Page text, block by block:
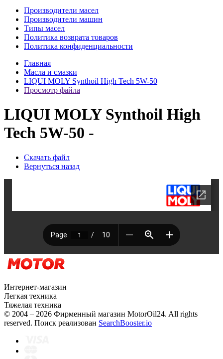
Производители масел
Производители машин
Типы масел
Политика возврата товаров
Политика конфиденциальности
Главная
Масла и смазки
LIQUI MOLY Synthoil High Tech 5W-50
Просмотр файла
LIQUI MOLY Synthoil High
Tech 5W-50 -
Скачать файл
Вернуться назад
Интернет-магазин
Легкая техника
Тяжелая техника
© 2004 – 2026 Фирменный магазин MotorOil24. All rights
reserved. Поиск реализован SearchBooster.io